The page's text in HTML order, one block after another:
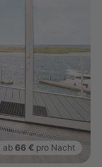
ab 66 € pro Nacht